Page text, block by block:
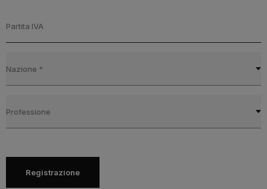
Partita IVA
Nazione *
Professione
Registrazione